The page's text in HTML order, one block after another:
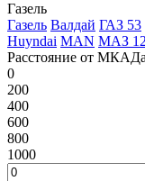
Газель
Газель Валдай ГАЗ 53
Huyndai MAN МАЗ
Расстояние от МКАДа
0
200
400
600
800
1000